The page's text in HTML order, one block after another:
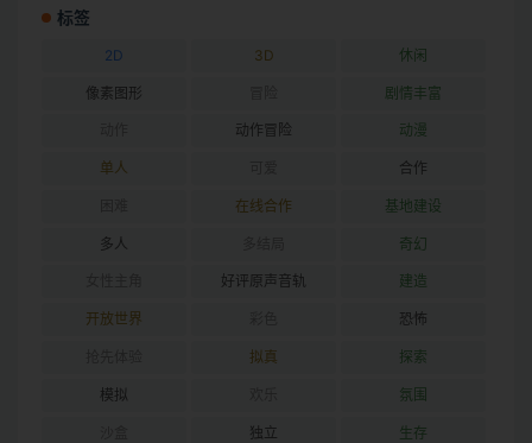
标签
2D 3D 休闲
像素图形 剧情丰富
动作冒险 动漫
单人 合作
在线合作 基地建设
多人 奇幻
好评原声音轨 建造
开放世界 恐怖
拟真 探索
模拟 氛围
独立 生存